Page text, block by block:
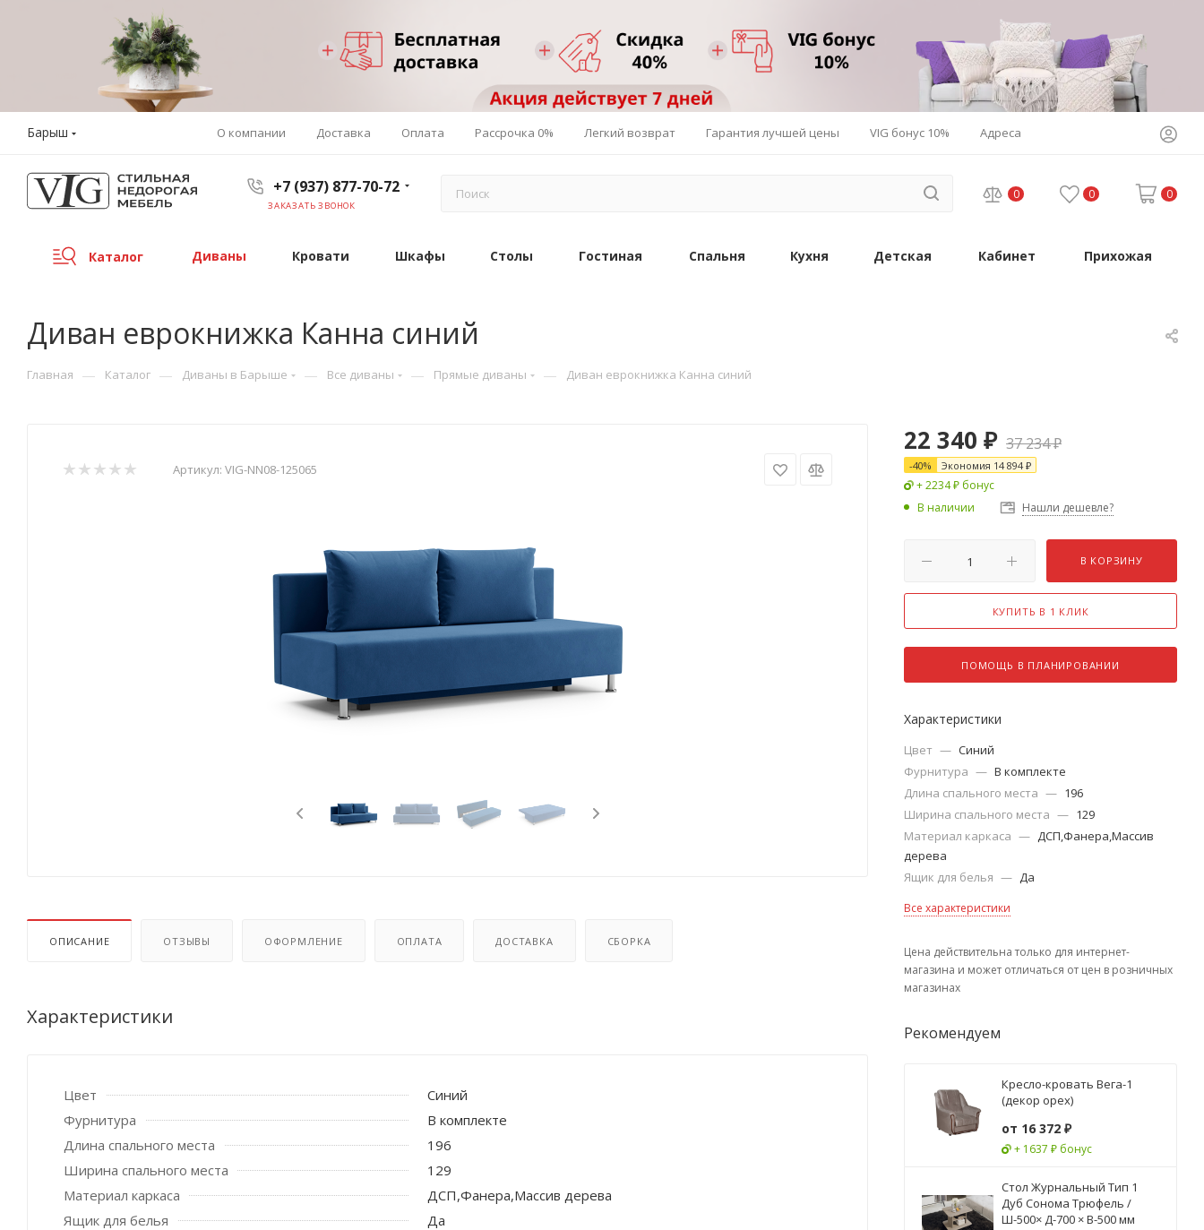
Барыш О компании Доставка Оплата Рассрочка 0% Легкий возврат Гарантия лучшей цены VIG бонус 10% Адреса
+7 (937) 877-70-72
ЗАКАЗАТЬ ЗВОНОК
0 0 0
Каталог Диваны Кровати Шкафы Столы Гостиная Спальня Кухня Детская Кабинет Прихожая
Диван еврокнижка Канна синий
Главная — Каталог — Диваны в Барыше — Все диваны — Прямые диваны — Диван еврокнижка Канна синий
Артикул: VIG-NN08-125065
ОПИСАНИЕ ОТЗЫВЫ ОФОРМЛЕНИЕ ОПЛАТА ДОСТАВКА СБОРКА
Характеристики
Цвет
Синий
Фурнитура
В комплекте
Длина спального места
196
Ширина спального места
129
Материал каркаса
ДСП,Фанера,Массив дерева
Ящик для белья
Да
22 340 ₽ 37 234₽
-40% Экономия 14 894₽
+ 2234 ₽ бонус
В наличии
Нашли дешевле?
В КОРЗИНУ
КУПИТЬ В 1 КЛИК
ПОМОЩЬ В ПЛАНИРОВАНИИ
Характеристики
Цвет — Синий
Фурнитура — В комплекте
Длина спального места — 196
Ширина спального места — 129
Материал каркаса — ДСП,Фанера,Массив
дерева
Ящик для белья — Да
Все характеристики
Цена действительна только для интернет-
магазина и может отличаться от цен в розничных
магазинах
Рекомендуем
Кресло-кровать Вега-1
(декор орех)
от 16 372 ₽
+ 1637 ₽ бонус
Стол Журнальный Тип 1
Дуб Сонома Трюфель /
Ш-500× Д-700 × В-500 мм